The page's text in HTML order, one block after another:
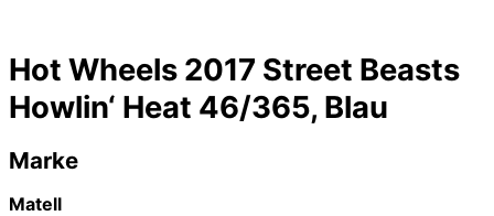
Hot Wheels 2017 Street Beasts
Howlin‘ Heat 46/365, Blau
Marke
Matell